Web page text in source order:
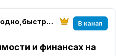
Риэлтор. Зиля. Выгодно,быстро, безопасно! В канал
и финансах на